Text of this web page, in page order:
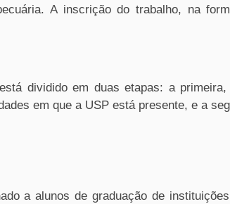
A inscrição do trabalho, na
dividido em duas etapas: a
em que a USP está presente, e a
a alunos de graduação de